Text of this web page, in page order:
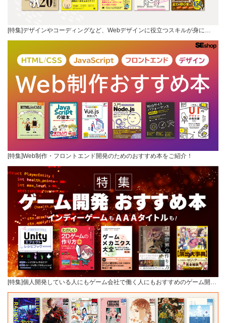
[特集]デザインやコーディングなど、Webデザインに役立つスキルが身に…
[特集]Web制作・フロントエンド開発のためのおすすめ本をご紹介！
[特集]個人開発している人にもゲーム会社で働く人にもおすすめのゲーム開…